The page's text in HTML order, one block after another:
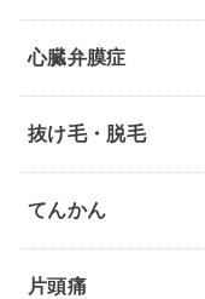
心臓弁膜症
抜け毛・脱毛
てんかん
片頭痛